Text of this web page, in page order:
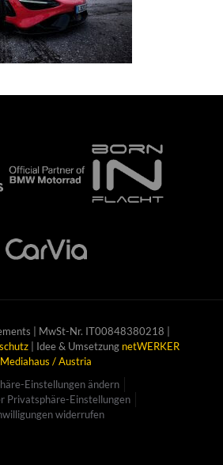
| MwSt-Nr. IT00848380218 |
| Idee & Umsetzung netWERKER
Mediahaus / Austria
Einstellungen ändern
Privatsphäre-Einstellungen
widerrufen